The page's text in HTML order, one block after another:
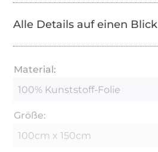
Alle Details auf einen Blick
Material:
100% Kunststoff-Folie
Größe:
100cm x 150cm